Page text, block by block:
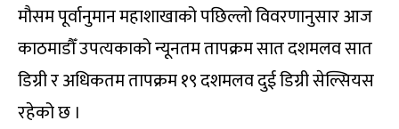
मौसम पूर्वानुमान महाशाखाको पछिल्लो विवरणानुसार आज
काठमाडौँ उपत्यकाको न्यूनतम तापक्रम सात दशमलव सात
डिग्री र अधिकतम तापक्रम १९ दशमलव दुई डिग्री सेल्सियस
रहेको छ ।